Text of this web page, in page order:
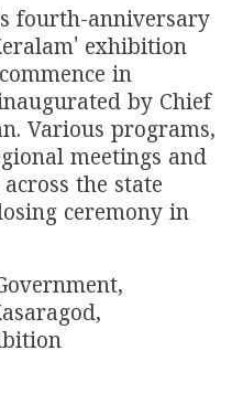
fourth-anniversary
exhibition
in
by Chief
Various programs,
meetings and
the state
ceremony in